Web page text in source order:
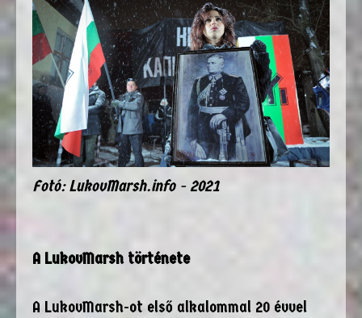
Fotó: LukovMarsh.info - 2021
A LukovMarsh története
A LukovMarsh-ot első alkalommal 20 évvel